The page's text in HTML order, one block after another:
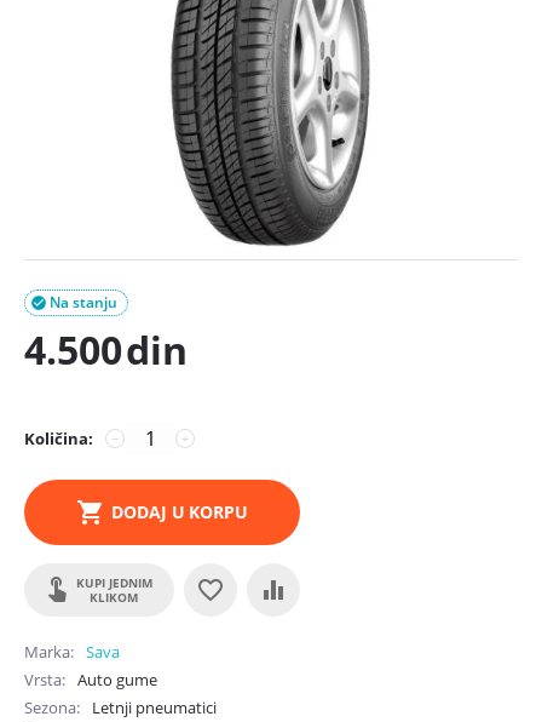
Na stanju

4.500din
Količina: +
−
DODAJ U KORPU
KUPI JEDNIM
KLIKOM
Marka
Sava
Vrsta
Auto gume
Sezona
Letnji pneumatici